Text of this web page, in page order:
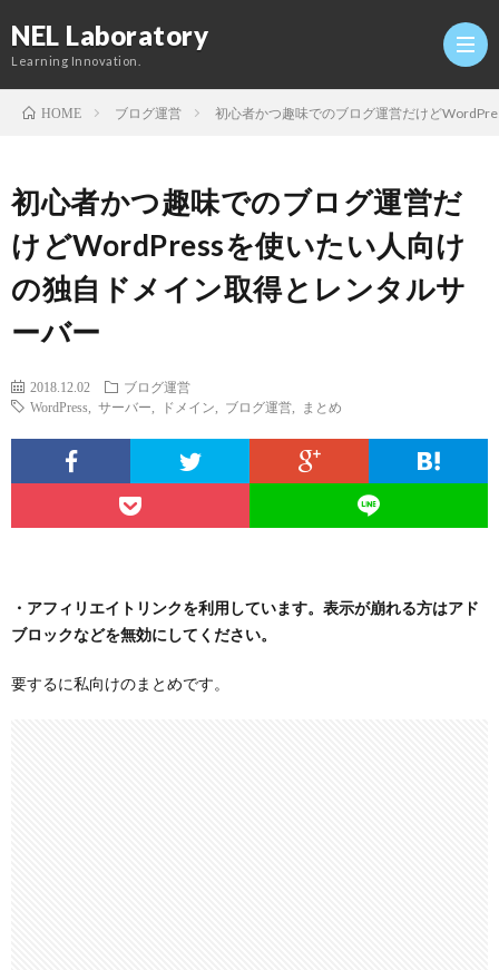
NEL Laboratory
Learning Innovation.
HOME ブログ運営 初心者かつ趣味でのブログ運営だけど
初心者かつ趣味でのブログ運営だ
けどWordPressを使いたい人向け
の独自ドメイン取得とレンタルサ
ーバー
2018.12.02
ブログ運営
WordPress
サーバー ドメイン ブログ運営 まとめ
・アフィリエイトリンクを利用しています。表示が崩れる方はアド
ブロックなどを無効にしてください。
要するに私向けのまとめです。